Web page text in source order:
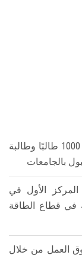
معامل التنسيق الإلكتروني تستقبل أكثر من 1000 طالبًا وطالبة
بالجامعات
الأول في
في قطاع الطاقة
العمل من خلال